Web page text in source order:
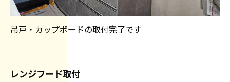
吊戸・カップボードの取付完了です
レンジフード取付